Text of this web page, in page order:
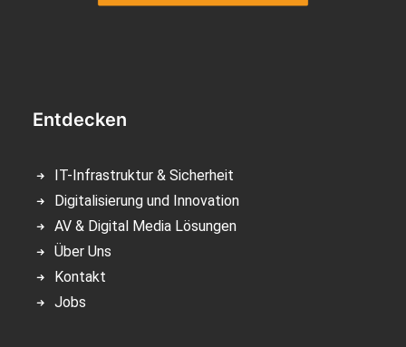
Entdecken
IT-Infrastruktur & Sicherheit
Digitalisierung und Innovation
AV & Digital Media Lösungen
Über Uns
Kontakt
Jobs